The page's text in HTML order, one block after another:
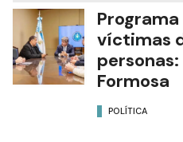
víctimas
Formosa
POLÍTICA